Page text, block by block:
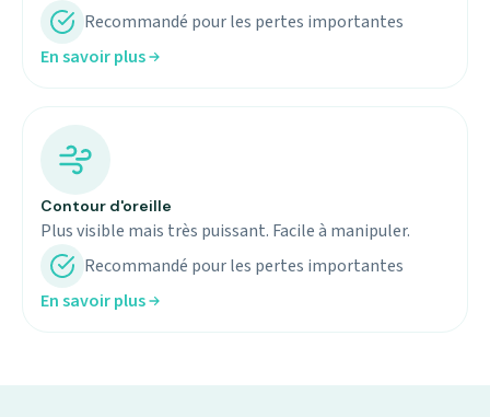
Recommandé pour les pertes importantes
En savoir plus
Contour d'oreille
Plus visible mais très puissant. Facile à manipuler.
Recommandé pour les pertes importantes
En savoir plus